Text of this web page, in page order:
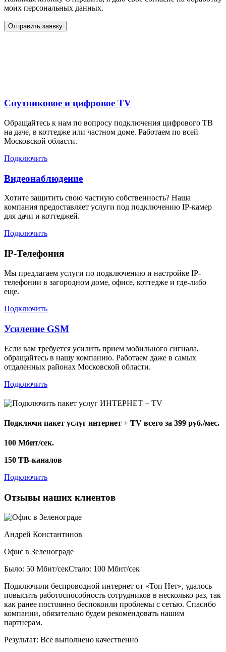
моих персональных данных.
Отправить заявку
Спутниковое и цифровое TV
Обращайтесь к нам по вопросу подключения цифрового ТВ
на даче, в коттедже или частном доме. Работаем по всей
Московской области.
Подключить
Видеонаблюдение
Хотите защитить свою частную собственность? Наша
компания предоставляет услуги под подключению IP-камер
для дачи и коттеджей.
Подключить
IP-Телефония
Мы предлагаем услуги по подключению и настройке IP-
телефонии в загородном доме, офисе, коттедже и где-либо
еще.
Подключить
Усиление GSM
Если вам требуется усилить прием мобильного сигнала,
обращайтесь в нашу компанию. Работаем даже в самых
отдаленных районах Московской области.
Подключить
Подключи пакет услуг интернет + TV всего за 399 руб./мес.
100 Мбит/сек.
150 ТВ-каналов
Подключить
Отзывы наших клиентов
Андрей Константинов
Офис в Зеленограде
Было: 50 Мбит/секСтало: 100 Мбит/сек
Подключили беспроводной интернет от «Топ Нет», удалось
повысить работоспособность сотрудников в несколько раз, так
как ранее постоянно беспокоили проблемы с сетью. Спасибо
компании, обязательно будем рекомендовать нашим
партнерам.
Результат: Все выполнено качественно